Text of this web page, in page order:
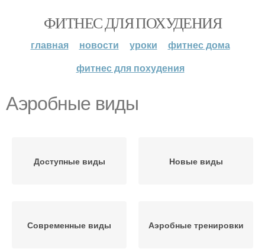
ФИТНЕС ДЛЯ ПОХУДЕНИЯ
главная новости уроки
фитнес дома
фитнес для похудения
Аэробные виды
Доступные виды Новые виды
Современные виды Аэробные тренировки